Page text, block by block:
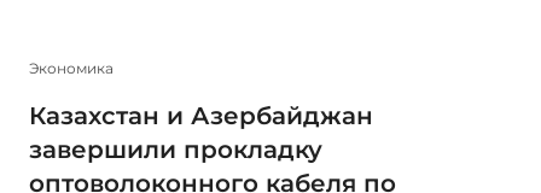
Экономика
Казахстан и Азербайджан
завершили прокладку
оптоволоконного кабеля по